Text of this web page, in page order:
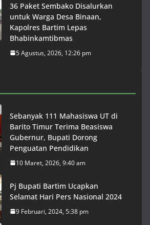
36 Paket Sembako Disalurkan
untuk Warga Desa Binaan,
Kapolres Bartim Lepas
Bhabinkamtibmas
5 Agustus, 2026, 12:26 pm
Sebanyak 111 Mahasiswa UT di
Barito Timur Terima Beasiswa
Gubernur, Bupati Dorong
Penguatan Pendidikan
10 Maret, 2026, 9:40 am
Pj Bupati Bartim Ucapkan
Selamat Hari Pers Nasional 2024
9 Februari, 2024, 5:38 pm